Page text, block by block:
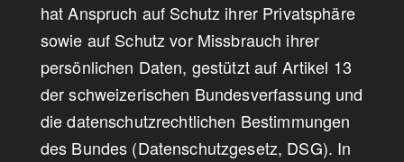
hat Anspruch auf Schutz ihrer Privatsphäre
sowie auf Schutz vor Missbrauch ihrer
persönlichen Daten, gestützt auf Artikel 13
der schweizerischen Bundesverfassung und
die datenschutzrechtlichen Bestimmungen
des Bundes (Datenschutzgesetz, DSG). In